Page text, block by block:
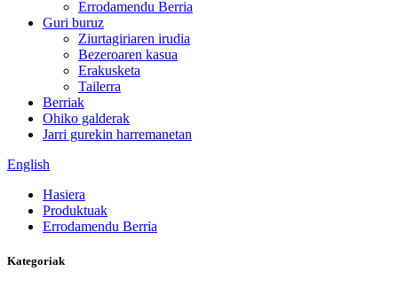
Errodamendu Berria
Guri buruz
Ziurtagiriaren irudia
Bezeroaren kasua
Erakusketa
Tailerra
Berriak
Ohiko galderak
Jarri gurekin harremanetan
English
Hasiera
Produktuak
Errodamendu Berria
Kategoriak